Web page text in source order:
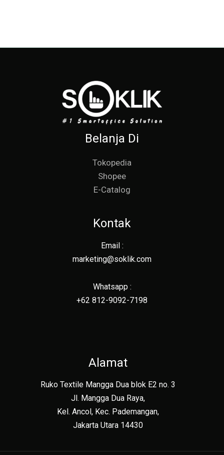
Belanja Di
Tokopedia
Shopee
E-Catalog
Kontak
Email :
marketing@soklik.com
Whatsapp :
+62 812-9092-7198
Alamat
Ruko Textile Mangga Dua blok E2 no. 3
Jl. Mangga Dua Raya,
Kel. Ancol, Kec. Pademangan,
Jakarta Utara 14430